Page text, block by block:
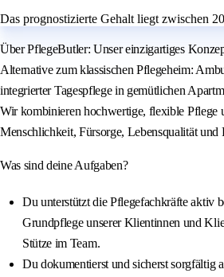
Das prognostizierte Gehalt liegt zwischen
Über PflegeButler: Unser einzigartiges
Alternative zum klassischen Pflegeheim:
integrierter Tagespflege in gemütlichen
Wir kombinieren hochwertige, flexible Pflege
Menschlichkeit, Fürsorge, Lebensqualität und
Was sind deine Aufgaben?
Du unterstützt die Pflegefachkräfte aktiv
Grundpflege unserer Klientinnen und
Stütze im Team.
Du dokumentierst und sicherst sorgfältig